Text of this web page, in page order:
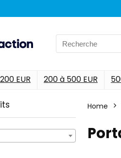
Search
for:
EUR 200 à 500 EUR
Home